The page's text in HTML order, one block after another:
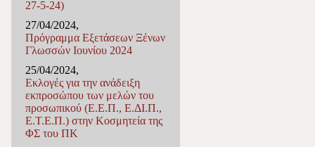
27-5-24)
27/04/2024,
Πρόγραμμα Εξετάσεων Ξένων
Γλωσσών Ιουνίου 2024
25/04/2024,
Εκλογές για την ανάδειξη
εκπροσώπου των μελών του
προσωπικού (Ε.Ε.Π., Ε.ΔΙ.Π.,
Ε.Τ.Ε.Π.) στην Κοσμητεία της
ΦΣ του ΠΚ